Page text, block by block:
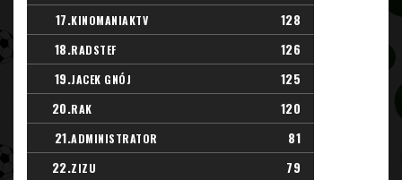
17.KINOMANIAKTV
128
18.RADSTEF
126
19.JACEK GNÓJ
125
20.RAK
120
21.ADMINISTRATOR
81
22.ZIZU
79